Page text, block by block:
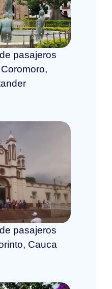
pasajeros
pasajeros
Cauca